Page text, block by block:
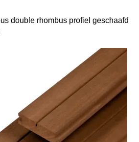
double rhombus profiel geschaafd